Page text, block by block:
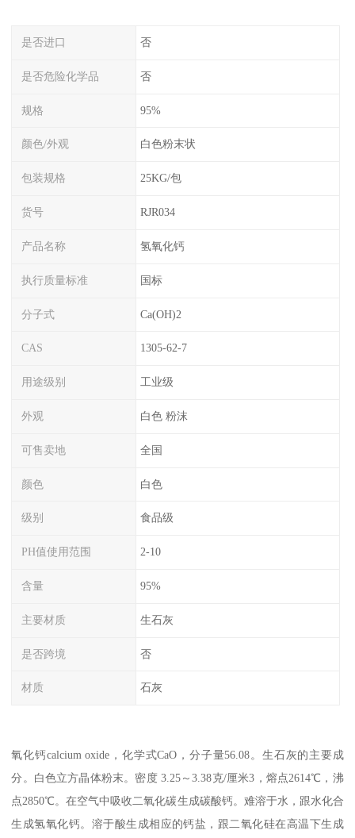
是否进口 否
是否危险化学品 否
规格 95%
颜色/外观 白色粉末状
包装规格 25KG/包
货号 RJR034
产品名称 氢氧化钙
执行质量标准 国标
分子式 Ca(OH)2
CAS 1305-62-7
用途级别 工业级
外观 白色 粉沫
可售卖地 全国
颜色 白色
级别 食品级
PH值使用范围 2-10
含量 95%
主要材质 生石灰
是否跨境 否
材质 石灰
氧化钙calcium oxide，化学式CaO，分子量56.08。生石灰的主要成
分。白色立方晶体粉末。密度 3.25～3.38克/厘米3，熔点2614℃，沸
点2850℃。在空气中吸收二氧化碳生成碳酸钙。难溶于水，跟水化合
生成氢氧化钙。溶于酸生成相应的钙盐，跟二氧化硅在高温下生成